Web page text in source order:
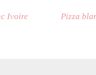
Ivoire Pizza